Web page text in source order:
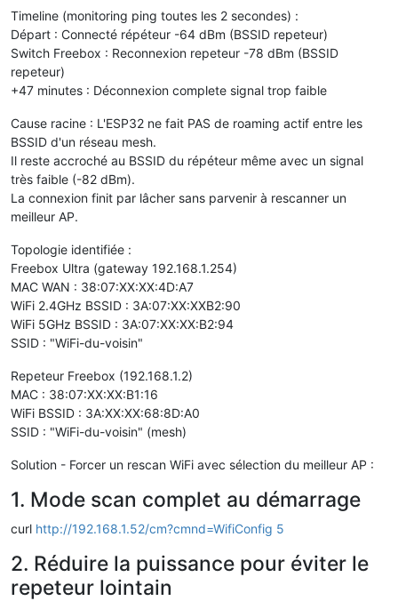
Timeline (monitoring ping toutes les 2 secondes) :
Départ : Connecté répéteur -64 dBm (BSSID repeteur)
Switch Freebox : Reconnexion repeteur -78 dBm (BSSID
repeteur)
+47 minutes : Déconnexion complete signal trop faible
Cause racine : L'ESP32 ne fait PAS de roaming actif entre les
BSSID d'un réseau mesh.
Il reste accroché au BSSID du répéteur même avec un signal
très faible (-82 dBm).
La connexion finit par lâcher sans parvenir à rescanner un
meilleur AP.
Topologie identifiée :
Freebox Ultra (gateway 192.168.1.254)
MAC WAN : 38:07:XX:XX:4D:A7
WiFi 2.4GHz BSSID : 3A:07:XX:XXB2:90
WiFi 5GHz BSSID : 3A:07:XX:XX:B2:94
SSID : "WiFi-du-voisin"
Repeteur Freebox (192.168.1.2)
MAC : 38:07:XX:XX:B1:16
WiFi BSSID : 3A:XX:XX:68:8D:A0
SSID : "WiFi-du-voisin" (mesh)
Solution - Forcer un rescan WiFi avec sélection du meilleur AP :
1. Mode scan complet au démarrage
curl http://192.168.1.52/cm?cmnd=WifiConfig 5
2. Réduire la puissance pour éviter le
repeteur lointain